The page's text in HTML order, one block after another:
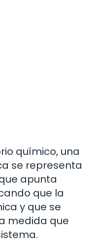
químico, una
se representa
apunta
que la
y que se
medida que